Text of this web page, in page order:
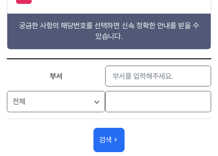
궁금한 사항의 해당번호를 선택하면 신속 정확한 안내를 받을 수
있습니다.
부서
검색